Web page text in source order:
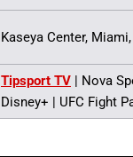
Kaseya Center,
Tipsport TV | Nova
Disney+ | UFC Fight